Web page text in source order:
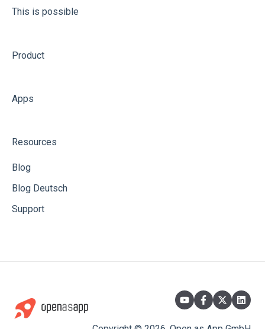
This is possible
Product
Apps
Resources
Blog
Blog Deutsch
Support